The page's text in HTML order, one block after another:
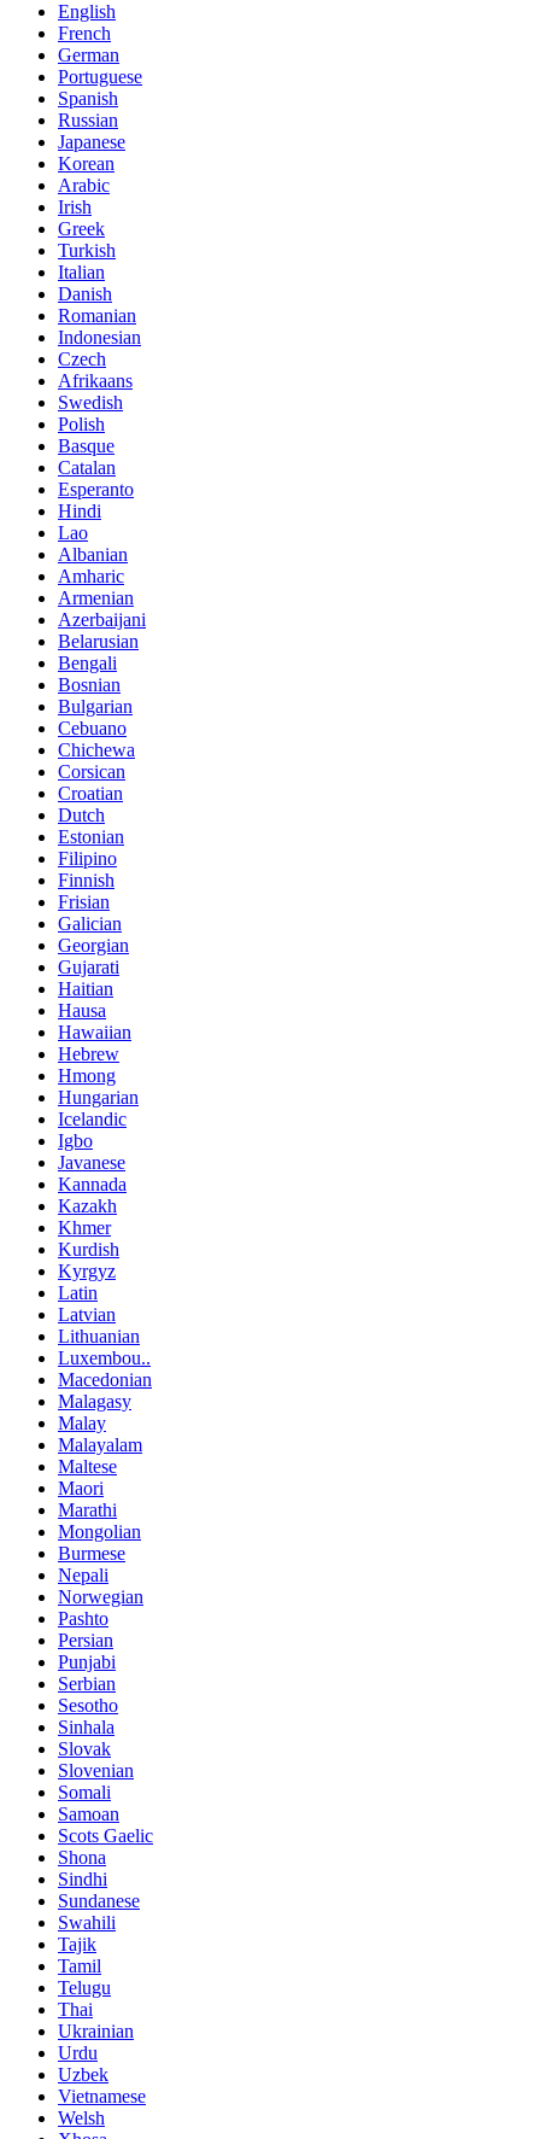
English
French
German
Portuguese
Spanish
Russian
Japanese
Korean
Arabic
Irish
Greek
Turkish
Italian
Danish
Romanian
Indonesian
Czech
Afrikaans
Swedish
Polish
Basque
Catalan
Esperanto
Hindi
Lao
Albanian
Amharic
Armenian
Azerbaijani
Belarusian
Bengali
Bosnian
Bulgarian
Cebuano
Chichewa
Corsican
Croatian
Dutch
Estonian
Filipino
Finnish
Frisian
Galician
Georgian
Gujarati
Haitian
Hausa
Hawaiian
Hebrew
Hmong
Hungarian
Icelandic
Igbo
Javanese
Kannada
Kazakh
Khmer
Kurdish
Kyrgyz
Latin
Latvian
Lithuanian
Luxembou..
Macedonian
Malagasy
Malay
Malayalam
Maltese
Maori
Marathi
Mongolian
Burmese
Nepali
Norwegian
Pashto
Persian
Punjabi
Serbian
Sesotho
Sinhala
Slovak
Slovenian
Somali
Samoan
Scots Gaelic
Shona
Sindhi
Sundanese
Swahili
Tajik
Tamil
Telugu
Thai
Ukrainian
Urdu
Uzbek
Vietnamese
Welsh